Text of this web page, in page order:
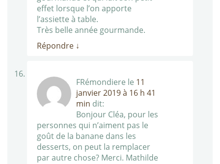
effet lorsque l’on apporte
l’assiette à table.
Très belle année gourmande.
Répondre ↓
FRémondiere le 11
janvier 2019 à 16 h 41
min dit:
Bonjour Cléa, pour les
personnes qui n’aiment pas le
goût de la banane dans les
desserts, on peut la remplacer
par autre chose? Merci. Mathilde